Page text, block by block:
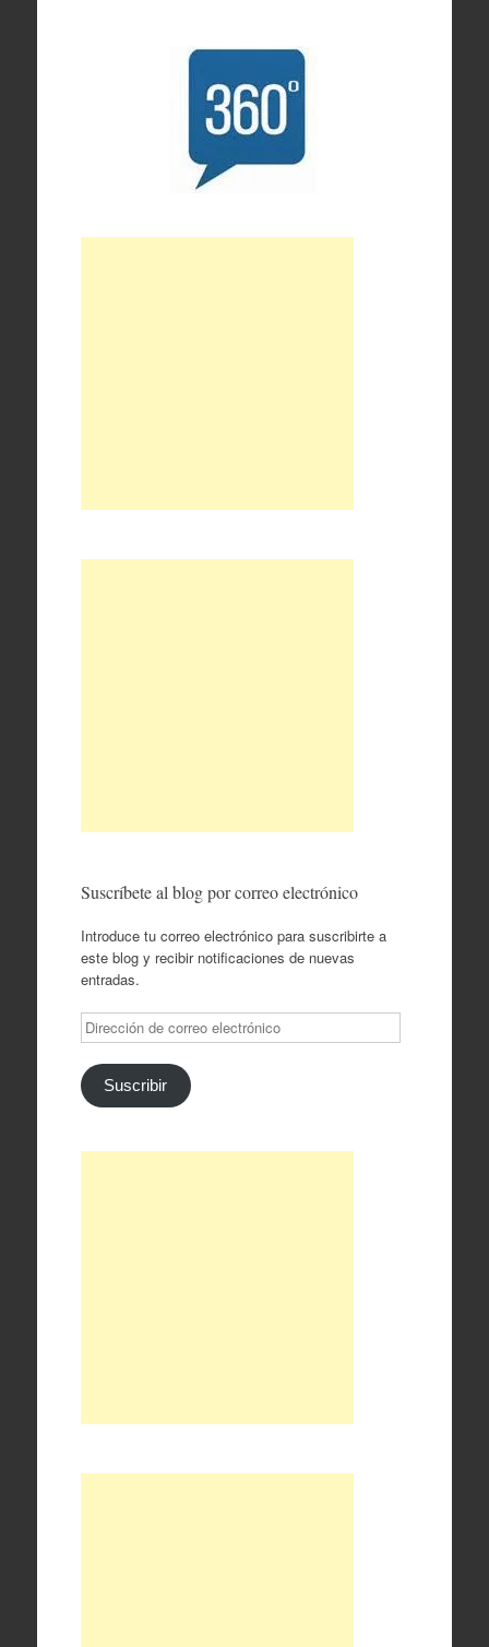
Suscríbete al blog por correo electrónico
Introduce tu correo electrónico para suscribirte a
este blog y recibir notificaciones de nuevas
entradas.
Dirección
de
correo
electrónico
Suscribir